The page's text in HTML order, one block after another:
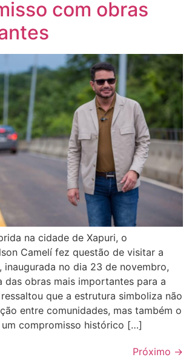
com obras
na cidade de Xapuri, o
Camelí fez questão de visitar a
inaugurada no dia 23 de novembro,
das obras mais importantes para a
que a estrutura simboliza não
entre comunidades, mas também o
compromisso histórico […]
Próximo →